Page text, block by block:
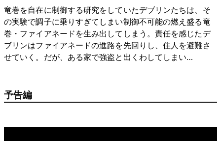
竜巻を自在に制御する研究をしていたデブリンたちは、そ
の実験で調子に乗りすぎてしまい制御不可能の燃え盛る竜
巻・ファイアネードを生み出してしまう。責任を感じたデ
ブリンはファイアネードの進路を先回りし、住人を避難さ
せていく。だが、ある家で強盗と出くわしてしまい…
予告編